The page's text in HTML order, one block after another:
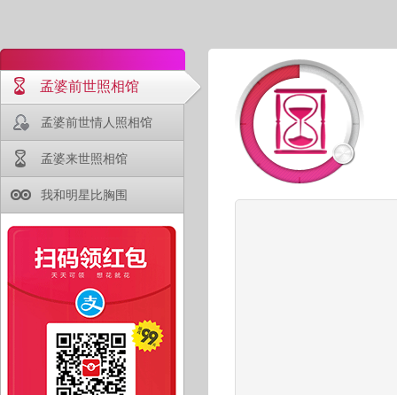
孟婆前世照相馆
孟婆前世情人照相馆
孟婆来世照相馆
我和明星比胸围